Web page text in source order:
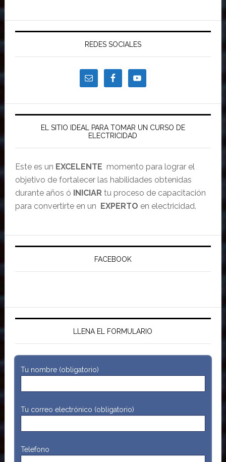
REDES SOCIALES
EL SITIO IDEAL PARA TOMAR UN CURSO DE
ELECTRICIDAD
Este es un EXCELENTE momento para lograr el
objetivo de fortalecer las habilidades obtenidas
durante años ó INICIAR tu proceso de capacitación
para convertirte en un EXPERTO en electricidad.
FACEBOOK
LLENA EL FORMULARIO
Tu nombre (obligatorio)
Tu correo electrónico (obligatorio)
Telefono